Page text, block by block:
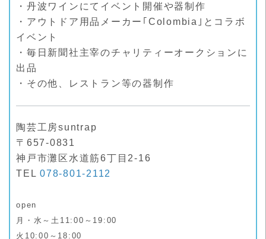
・丹波ワインにてイベント開催や器制作
・アウトドア用品メーカー｢Colombia｣とコラボ
イベント
・毎日新聞社主宰のチャリティーオークションに
出品
・その他、レストラン等の器制作
陶芸工房suntrap
〒657-0831
神戸市灘区水道筋6丁目2-16
TEL078-801-2112
open
月・水～土11:00～19:00
火10:00～18:00